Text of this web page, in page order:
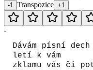
-1 Transpozice +1
-
Dávám písní dech
letí k vám
zklamu vás či